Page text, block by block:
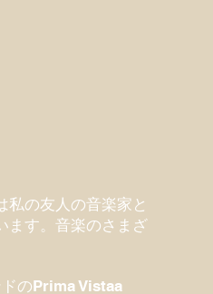
私の友人の音楽家と
ます。音楽のさまざ
のPrima Vistaa